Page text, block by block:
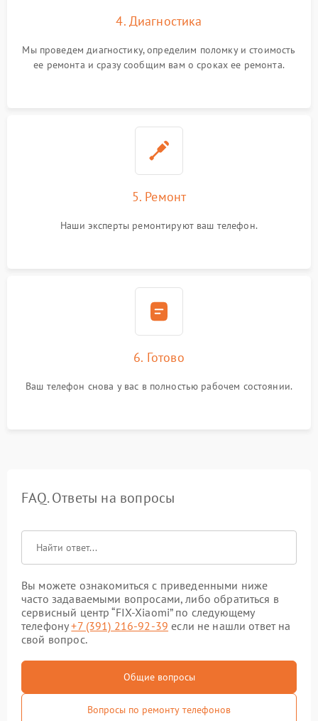
4. Диагностика
Мы проведем диагностику, определим поломку и стоимость
ее ремонта и сразу сообщим вам о сроках ее ремонта.
5. Ремонт
Наши эксперты ремонтируют ваш телефон.
6. Готово
Ваш телефон снова у вас в полностью рабочем состоянии.
FAQ. Ответы на вопросы
Вы можете ознакомиться с приведенными ниже
часто задаваемыми вопросами, либо обратиться в
сервисный центр “FIX-Xiaomi” по следующему
телефону+7 (391) 216-92-39 если не нашли ответ на
свой вопрос.
Общие вопросы
Вопросы по ремонту телефонов